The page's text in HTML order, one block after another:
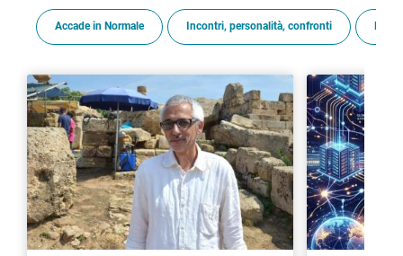
Accade in Normale Incontri, personalità, confronti
>